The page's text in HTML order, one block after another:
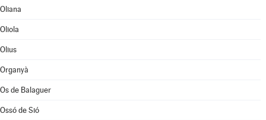
Oliana
Oliola
Olius
Organyà
Os de Balaguer
Ossó de Sió